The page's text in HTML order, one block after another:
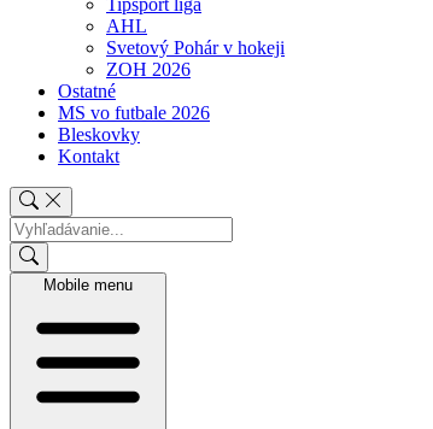
Tipsport liga
AHL
Svetový Pohár v hokeji
ZOH 2026
Ostatné
MS vo futbale 2026
Bleskovky
Kontakt
Mobile menu